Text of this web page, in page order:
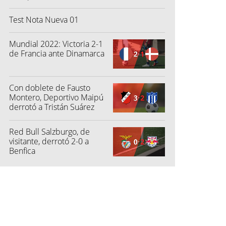
Test Nota Nueva 01
Mundial 2022: Victoria 2-1
de Francia ante Dinamarca
Con doblete de Fausto
Montero, Deportivo Maipú
derrotó a Tristán Suárez
Red Bull Salzburgo, de
visitante, derrotó 2-0 a
Benfica